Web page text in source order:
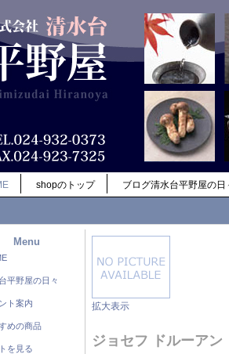
shopのトップ ブログ清水台平野屋の日
Menu
平野屋の日々
ト案内
めの商品
を見る
拡大表示
ジョセフ ドルーア